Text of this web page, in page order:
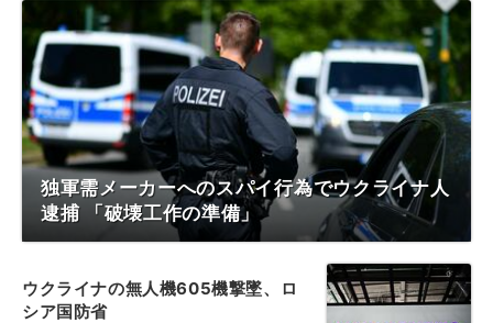
独軍需メーカーへのスパイ行為でウクライナ人
逮捕 「破壊工作の準備」
ウクライナの無人機605機撃墜、ロ
シア国防省